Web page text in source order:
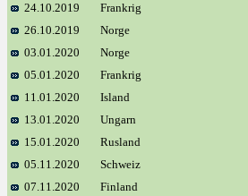
24.10.2019
Frankrig
26.10.2019
Norge
03.01.2020
Norge
05.01.2020
Frankrig
11.01.2020
Island
13.01.2020
Ungarn
15.01.2020
Rusland
05.11.2020
Schweiz
07.11.2020
Finland